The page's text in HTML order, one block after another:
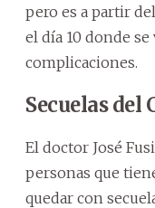
pero es a partir
el día 10 donde
complicaciones.
Secuelas del
El doctor José
personas que
quedar con